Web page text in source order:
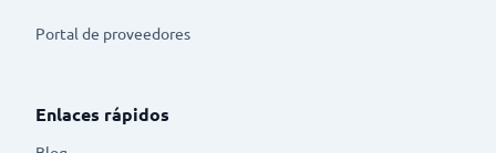
Portal de proveedores
Enlaces rápidos